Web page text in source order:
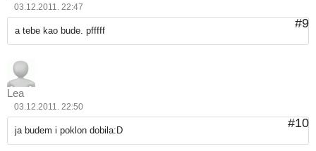
03.12.2011. 22:47
#9
a tebe kao bude. pfffff
Lea
03.12.2011. 22:50
#10
ja budem i poklon dobila:D